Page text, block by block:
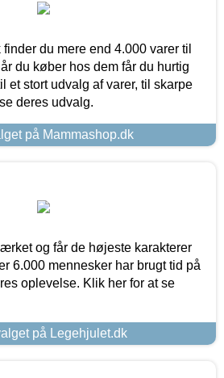
du mere end 4.000 varer til
du køber hos dem får du hurtig
et stort udvalg af varer, til skarpe
deres udvalg.
på Mammashop.dk
og får de højeste karakterer
6.000 mennesker har brugt tid på
oplevelse. Klik her for at se
på Legehjulet.dk